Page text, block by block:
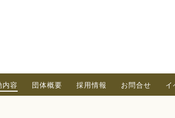
内容 団体概要 採用情報 お問合せ イ